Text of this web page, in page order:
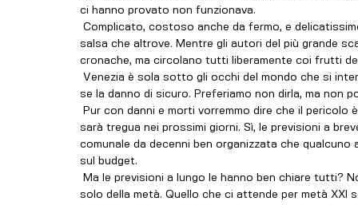
ci hanno provato non funzionava.
salsa che altrove. Mentre gli autori del più grande
cronache, ma circolano tutti liberamente coi frutti
se la danno di sicuro. Preferiamo non dirla, ma non
sarà tregua nei prossimi giorni. Sì, le previsioni a
comunale da decenni ben organizzata che
sul budget.
solo della metà. Quello che ci attende per metà XXI